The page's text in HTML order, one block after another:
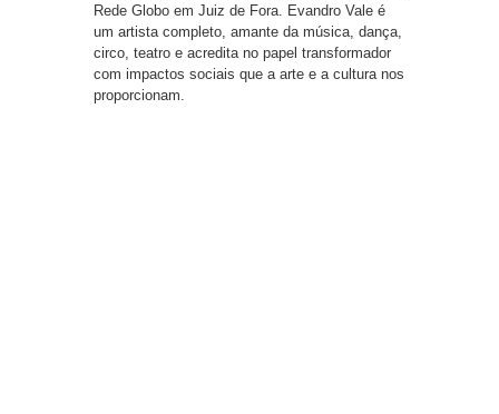
Rede Globo em Juiz de Fora. Evandro Vale é
um artista completo, amante da música, dança,
circo, teatro e acredita no papel transformador
com impactos sociais que a arte e a cultura nos
proporcionam.